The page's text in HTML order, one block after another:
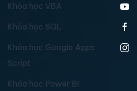
Khóa học VBA
Khóa học SQL
Khóa học Google Apps
Script
Khóa học Power BI